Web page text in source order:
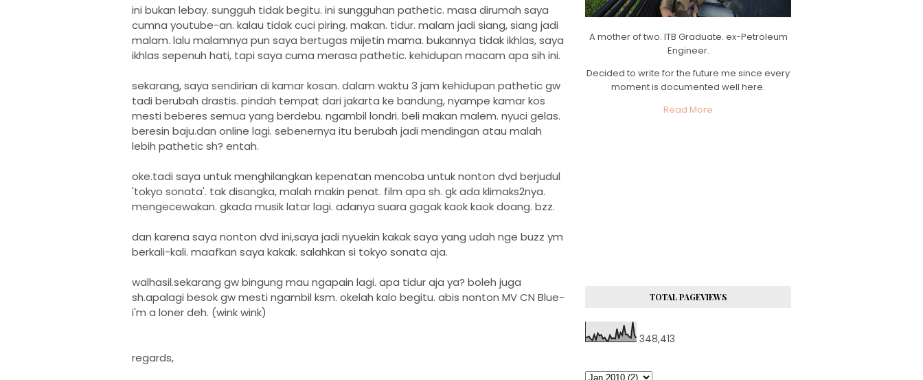
ini bukan lebay. sungguh tidak begitu. ini sungguhan pathetic. masa dirumah saya
cumna youtube-an. kalau tidak cuci piring. makan. tidur. malam jadi siang, siang jadi
malam. lalu malamnya pun saya bertugas mijetin mama. bukannya tidak ikhlas, saya
ikhlas sepenuh hati, tapi saya cuma merasa pathetic. kehidupan macam apa sih ini.
sekarang, saya sendirian di kamar kosan. dalam waktu 3 jam kehidupan pathetic gw
tadi berubah drastis. pindah tempat dari jakarta ke bandung, nyampe kamar kos
mesti beberes semua yang berdebu. ngambil londri. beli makan malem. nyuci gelas.
beresin baju.dan online lagi. sebenernya itu berubah jadi mendingan atau malah
lebih pathetic sh? entah.
oke.tadi saya untuk menghilangkan kepenatan mencoba untuk nonton dvd berjudul
'tokyo sonata'. tak disangka, malah makin penat. film apa sh. gk ada klimaks2nya.
mengecewakan. gkada musik latar lagi. adanya suara gagak kaok kaok doang. bzz.
dan karena saya nonton dvd ini,saya jadi nyuekin kakak saya yang udah nge buzz ym
berkali-kali. maafkan saya kakak. salahkan si tokyo sonata aja.
walhasil.sekarang gw bingung mau ngapain lagi. apa tidur aja ya? boleh juga
sh.apalagi besok gw mesti ngambil ksm. okelah kalo begitu. abis nonton MV CN Blue-
i'm a loner deh. (wink wink)
regards,
A mother of two. ITB Graduate. ex-Petroleum
Engineer.
Decided to write for the future me since every
moment is documented well here.
Read More
TOTAL PAGEVIEWS
348,413